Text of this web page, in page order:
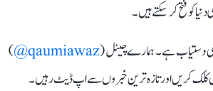
کو فتح کر سکتے ہیں۔
دستیاب ہے۔ ہمارے چینل (qaumiawaz@
)
کریں اور تازہ ترین خبروں سے اپ ڈیٹ رہیں۔